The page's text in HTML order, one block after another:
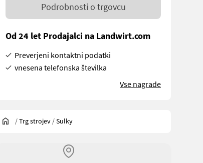
Podrobnosti o trgovcu
Od 24 let Prodajalci na Landwirt.com
Preverjeni kontaktni podatki
vnesena telefonska številka
Vse nagrade
/Trg strojev /Sulky